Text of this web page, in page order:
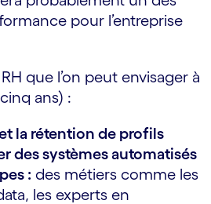
pour l’entreprise
que l’on peut envisager à
ans) :
la rétention de profils
des systèmes automatisés
: des métiers comme les
les experts en